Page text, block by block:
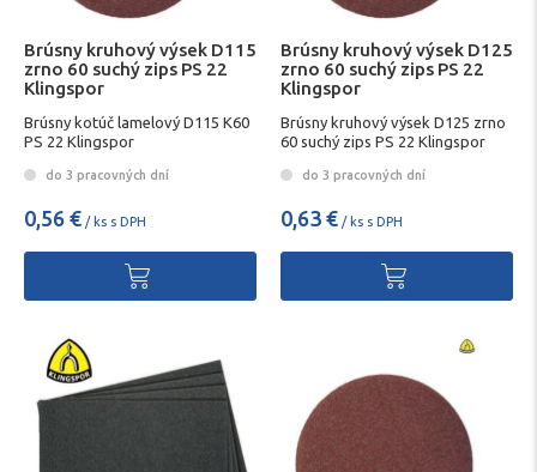
Brúsny kruhový výsek D115
zrno 60 suchý zips PS 22
Klingspor
Brúsny kotúč lamelový D115 K60
PS 22 Klingspor
do 3 pracovných dní
0,56 € / ks s DPH
Brúsny kruhový výsek D125
zrno 60 suchý zips PS 22
Klingspor
Brúsny kruhový výsek D125 zrno
60 suchý zips PS 22 Klingspor
do 3 pracovných dní
0,63 € / ks s DPH